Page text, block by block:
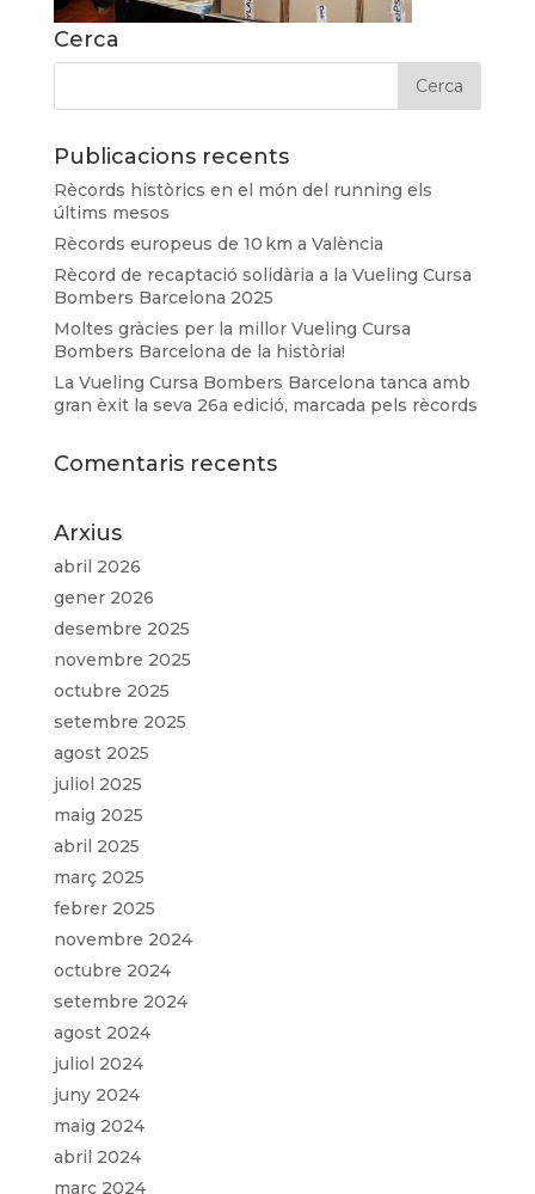
Cerca
Publicacions recents
Rècords històrics en el món del running els
últims mesos
Rècords europeus de 10 km a València
Rècord de recaptació solidària a la Vueling Cursa
Bombers Barcelona 2025
Moltes gràcies per la millor Vueling Cursa
Bombers Barcelona de la història!
La Vueling Cursa Bombers Barcelona tanca amb
gran èxit la seva 26a edició, marcada pels rècords
Comentaris recents
Arxius
abril 2026
gener 2026
desembre 2025
novembre 2025
octubre 2025
setembre 2025
agost 2025
juliol 2025
maig 2025
abril 2025
març 2025
febrer 2025
novembre 2024
octubre 2024
setembre 2024
agost 2024
juliol 2024
juny 2024
maig 2024
abril 2024
març 2024